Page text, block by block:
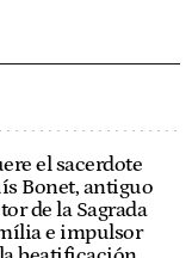
el sacerdote
Bonet, antiguo
de la Sagrada
e impulsor